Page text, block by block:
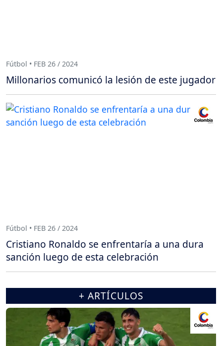
Fútbol • FEB 26 / 2024
Millonarios comunicó la lesión de este jugador
Fútbol • FEB 26 / 2024
Cristiano Ronaldo se enfrentaría a una dura
sanción luego de esta celebración
+ ARTÍCULOS